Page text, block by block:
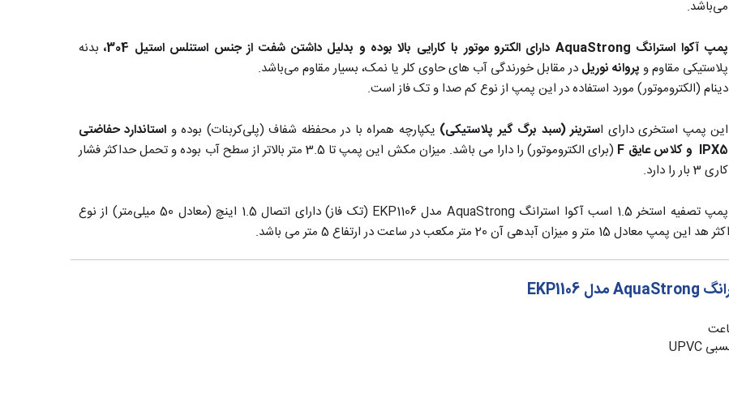
می‌باشد.
پمپ آکوا استرانگ AquaStrong دارای الکترو موتور با کارایی بالا بوده و بدلیل داشتن شفت از جنس استنلس استیل 304،
بدنه
پلاستیکی مقاوم و پروانه نوریل در مقابل خورندگی آب های حاوی کلر یا نمک، بسیار مقاوم می‌باشد.
دینام (الکتروموتور) مورد استفاده در این پمپ از نوع کم صدا و تک فاز است.
این پمپ استخری دارای استرینر (سبد برگ گیر پلاستیکی) یکپارچه همراه با در محفظه شفاف (پلی‌کربنات) بوده و استاندارد حفاضتی
IPX5 و کلاس عایق F
(برای الکتروموتور) را دارا می باشد. میزان مکش این پمپ تا 3.5 متر بالاتر از سطح آب بوده و تحمل حداکثر فشار
کاری 3 بار را دارد.
پمپ تصفیه استخر 1.5 اسب آکوا استرانگ AquaStrong مدل EKP1106 (تک فاز) دارای اتصال 1.5 اینچ (معادل 50 میلی‌متر) از نوع